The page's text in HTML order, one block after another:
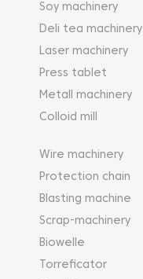
Soy machinery
Deli tea machinery
Laser machinery
Press tablet
Metall machinery
Colloid mill
Wire machinery
Protection chain
Blasting machine
Scrap-machinery
Biowelle
Torreficator